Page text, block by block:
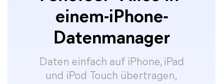
einem-iPhone-
Datenmanager
Daten einfach auf iPhone, iPad
und iPod Touch übertragen,